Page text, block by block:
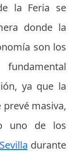
la Feria se
donde la
son los
ya que la
masiva,
uno de los
durante